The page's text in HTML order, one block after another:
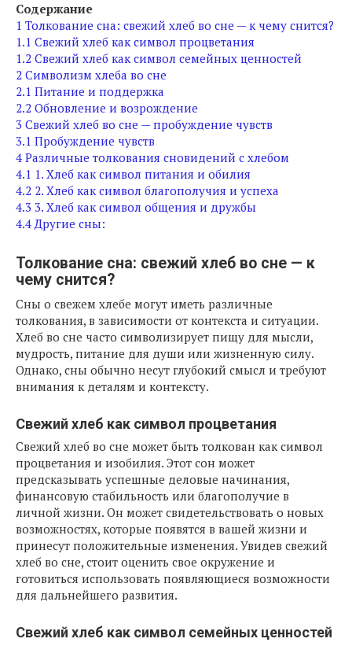
Содержание
1 Толкование сна: свежий хлеб во сне — к чему снится?
1.1 Свежий хлеб как символ процветания
1.2 Свежий хлеб как символ семейных ценностей
2 Символизм хлеба во сне
2.1 Питание и поддержка
2.2 Обновление и возрождение
3 Свежий хлеб во сне — пробуждение чувств
3.1 Пробуждение чувств
4 Различные толкования сновидений с хлебом
4.1 1. Хлеб как символ питания и обилия
4.2 2. Хлеб как символ благополучия и успеха
4.3 3. Хлеб как символ общения и дружбы
4.4 Другие сны:
Толкование сна: свежий хлеб во сне — к
чему снится?
Сны о свежем хлебе могут иметь различные
толкования, в зависимости от контекста и ситуации.
Хлеб во сне часто символизирует пищу для мысли,
мудрость, питание для души или жизненную силу.
Однако, сны обычно несут глубокий смысл и требуют
внимания к деталям и контексту.
Свежий хлеб как символ процветания
Свежий хлеб во сне может быть толкован как символ
процветания и изобилия. Этот сон может
предсказывать успешные деловые начинания,
финансовую стабильность или благополучие в
личной жизни. Он может свидетельствовать о новых
возможностях, которые появятся в вашей жизни и
принесут положительные изменения. Увидев свежий
хлеб во сне, стоит оценить свое окружение и
готовиться использовать появляющиеся возможности
для дальнейшего развития.
Свежий хлеб как символ семейных ценностей